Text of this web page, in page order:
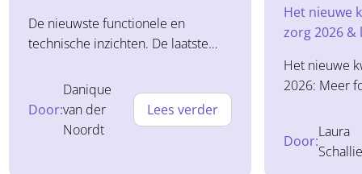
De nieuwste functionele en
technische inzichten. De laatste
en programmatisch toetsen.
Brightspace vaardigheden naar een
hoger niveau. Onze webinar lerend
Door:
Danique
van der
Noordt
Lees verder
Het nieuwe
zorg 2026 &
Het nieuwe
2026: Meer
aan een
kwam niet
Door:
Laura